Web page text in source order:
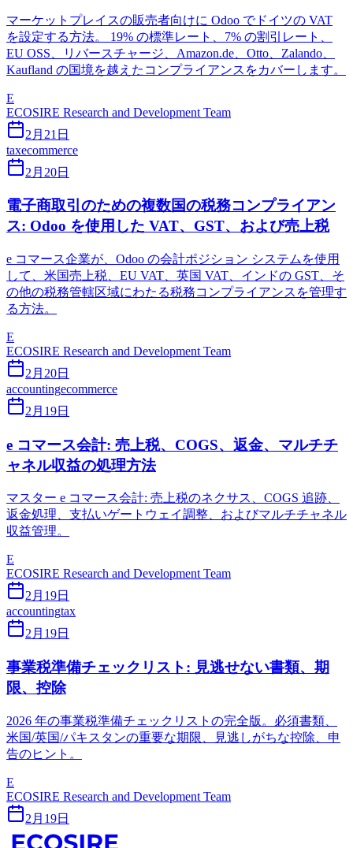
マーケットプレイスの販売者向けに Odoo でドイツの VAT
を設定する方法。 19% の標準レート、7% の割引レート、
EU OSS、リバースチャージ、Amazon.de、Otto、Zalando、
Kaufland の国境を越えたコンプライアンスをカバーします。
E
ECOSIRE Research and Development Team
2月21日
taxecommerce
2月20日
電子商取引のための複数国の税務コンプライアン
ス: Odoo を使用した VAT、GST、および売上税
e コマース企業が、Odoo の会計ポジション システムを使用
して、米国売上税、EU VAT、英国 VAT、インドの GST、そ
の他の税務管轄区域にわたる税務コンプライアンスを管理す
る方法。
E
ECOSIRE Research and Development Team
2月20日
accountingecommerce
2月19日
e コマース会計: 売上税、COGS、返金、マルチチ
ャネル収益の処理方法
マスター e コマース会計: 売上税のネクサス、COGS 追跡、
返金処理、支払いゲートウェイ調整、およびマルチチャネル
収益管理。
E
ECOSIRE Research and Development Team
2月19日
accountingtax
2月19日
事業税準備チェックリスト: 見逃せない書類、期
限、控除
2026 年の事業税準備チェックリストの完全版。必須書類、
米国/英国/パキスタンの重要な期限、見逃しがちな控除、申
告のヒント。
E
ECOSIRE Research and Development Team
2月19日